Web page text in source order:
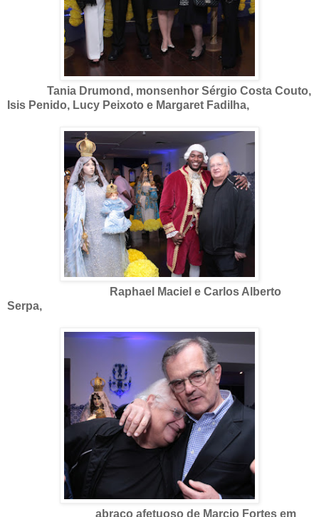
Tania Drumond, monsenhor Sérgio Costa Couto,
Isis Penido, Lucy Peixoto e Margaret Fadilha,
Raphael Maciel e Carlos Alberto
Serpa,
abraço afetuoso de Marcio Fortes em